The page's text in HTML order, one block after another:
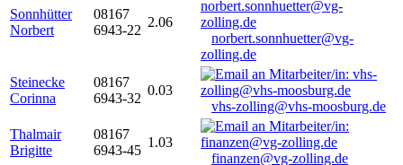
Sonnhütter
Norbert
08167
6943-22
2.06
norbert.sonnhuetter@vg-
zolling.de
Steinecke
Corinna
08167
6943-32
0.03
vhs-zolling@vhs-moosburg.de
Thalmair
Brigitte
08167
6943-45
1.03
finanzen@vg-zolling.de